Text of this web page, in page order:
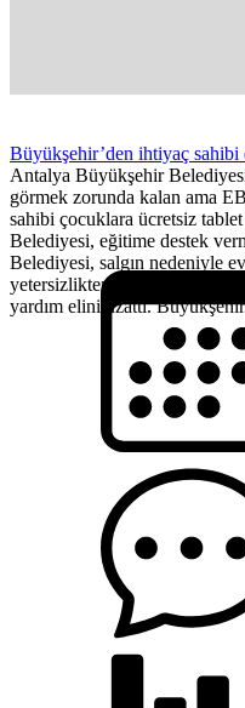
Büyükşehir’den ihtiyaç sahibi
Antalya Büyükşehir
görmek zorunda kalan ama
sahibi çocuklara ücretsiz
Belediyesi, eğitime destek
Belediyesi, salgın nedeniyle
yetersizlikten dolaya
yardım elini uzattı.